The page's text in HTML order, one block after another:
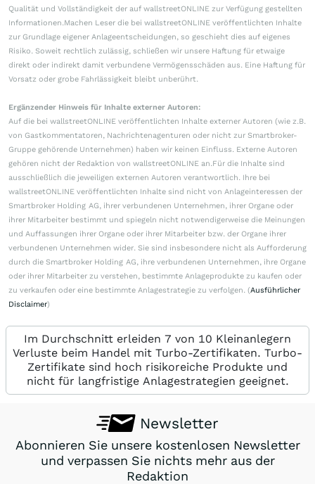
Qualität und Vollständigkeit der auf wallstreetONLINE zur Verfügung gestellten
Informationen.Machen Leser die bei wallstreetONLINE veröffentlichten Inhalte
zur Grundlage eigener Anlageentscheidungen, so geschieht dies auf eigenes
Risiko. Soweit rechtlich zulässig, schließen wir unsere Haftung für etwaige
direkt oder indirekt damit verbundene Vermögensschäden aus. Eine Haftung für
Vorsatz oder grobe Fahrlässigkeit bleibt unberührt.
Ergänzender Hinweis für Inhalte externer Autoren:
Auf die bei wallstreetONLINE veröffentlichten Inhalte externer Autoren (wie z.B.
von Gastkommentatoren, Nachrichtenagenturen oder nicht zur Smartbroker-
Gruppe gehörende Unternehmen) haben wir keinen Einfluss. Externe Autoren
gehören nicht der Redaktion von wallstreetONLINE an.Für die Inhalte sind
ausschließlich die jeweiligen externen Autoren verantwortlich. Ihre bei
wallstreetONLINE veröffentlichten Inhalte sind nicht von Anlageinteressen der
Smartbroker Holding AG, ihrer verbundenen Unternehmen, ihrer Organe oder
ihrer Mitarbeiter bestimmt und spiegeln nicht notwendigerweise die Meinungen
und Auffassungen ihrer Organe oder ihrer Mitarbeiter bzw. der Organe ihrer
verbundenen Unternehmen wider. Sie sind insbesondere nicht als Aufforderung
durch die Smartbroker Holding AG, ihre verbundenen Unternehmen, ihre Organe
oder ihrer Mitarbeiter zu verstehen, bestimmte Anlageprodukte zu kaufen oder
zu verkaufen oder eine bestimmte Anlagestrategie zu verfolgen. (Ausführlicher
Disclaimer)
Im Durchschnitt erleiden 7 von 10 Kleinanlegern
Verluste beim Handel mit Turbo-Zertifikaten. Turbo-
Zertifikate sind hoch risikoreiche Produkte und
nicht für langfristige Anlagestrategien geeignet.
Newsletter
Abonnieren Sie unsere kostenlosen Newsletter
und verpassen Sie nichts mehr aus der
Redaktion